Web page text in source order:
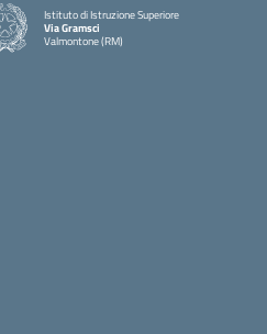
Istituto di Istruzione Superiore
Via Gramsci
Valmontone (RM)